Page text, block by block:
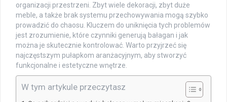
organizacji przestrzeni. Zbyt wiele dekoracji, zbyt duże
meble, a także brak systemu przechowywania mogą szybko
prowadzić do chaosu. Kluczem do uniknięcia tych problemów
jest zrozumienie, które czynniki generują bałagan i jak
można je skutecznie kontrolować. Warto przyjrzeć się
najczęstszym pułapkom aranżacyjnym, aby stworzyć
funkcjonalne i estetyczne wnętrze.
W tym artykule przeczytasz